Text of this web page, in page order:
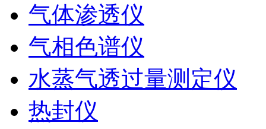
气体渗透仪
气相色谱仪
水蒸气透过量测定仪
热封仪